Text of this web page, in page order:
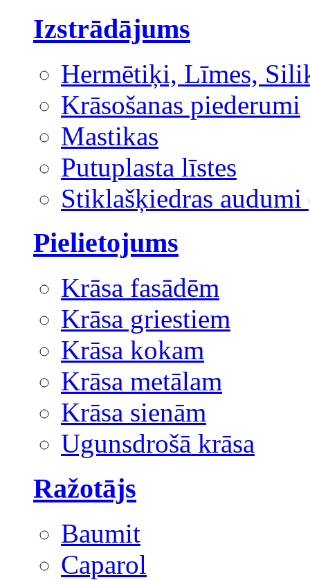
Izstrādājums
Hermētiķi, Līmes,
Krāsošanas piederumi
Mastikas
Putuplasta līstes
Stiklašķiedras audumi
Pielietojums
Krāsa fasādēm
Krāsa griestiem
Krāsa kokam
Krāsa metālam
Krāsa sienām
Ugunsdrošā krāsa
Ražotājs
Baumit
Caparol